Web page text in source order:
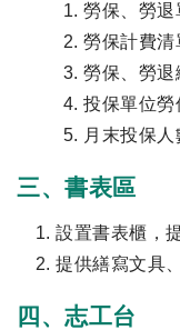
勞保、勞退
勞保計費清
勞保、勞退
投保單位勞
月末投保人
三、書表區
設置書表櫃，
提供繕寫文具
四、志工台